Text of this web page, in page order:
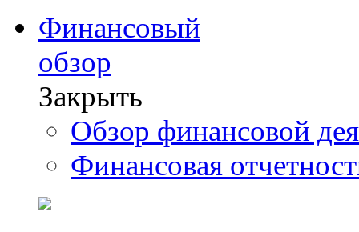
Финансовый
обзор
Закрыть
Обзор финансовой
Финансовая